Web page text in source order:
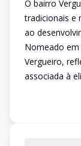
O bairro
tradicionais e
ao
Nomeado
Vergueiro,
associada à